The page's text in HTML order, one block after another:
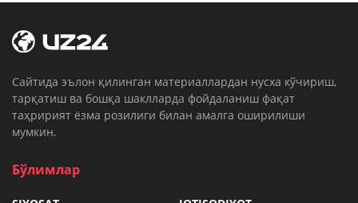
Cайтида эълон қилинган материаллардан нусха кўчириш,
тарқатиш ва бошқа шаклларда фойдаланиш фақат
таҳририят ёзма розилиги билан амалга оширилиши
мумкин.
Бўлимлар